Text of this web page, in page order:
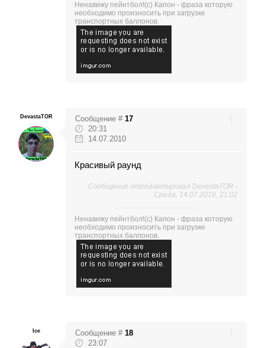
Ненавижу пейнтбол!(с) Капон - фраза которую
необходимо произносить при загрузке
транспортных баллонов.
DevastaTOR Сообщение # 17
20:31
14.07.2010
Красивый раунд
Сообщение отредактировал DevastaTOR -
Среда, 14.07.2010, 21:02
Ненавижу пейнтбол!(с) Капон - фраза которую
необходимо произносить при загрузке
транспортных баллонов.
Ice Сообщение # 18
23:07